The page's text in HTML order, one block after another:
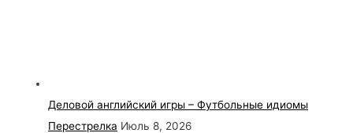
Деловой английский игры – Футбольные идиомы
Перестрелка Июль 8, 2026